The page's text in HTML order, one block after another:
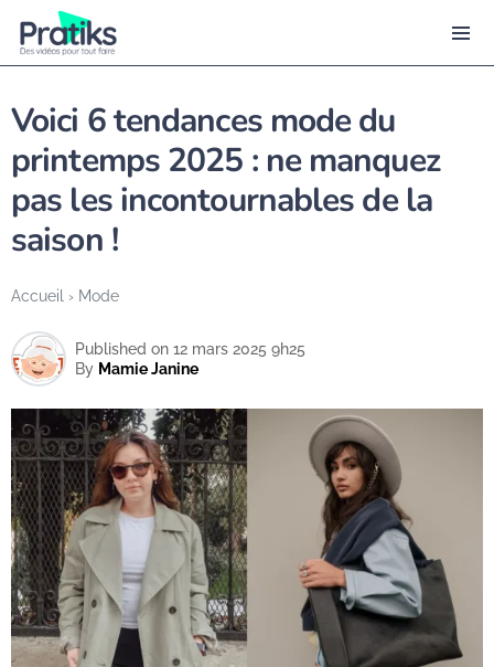
Accueil › Mode
Voici 6 tendances mode du
printemps 2025 : ne manquez
pas les incontournables de la
saison !
By Mamie Janine
Published on 12 mars 2025 9h25